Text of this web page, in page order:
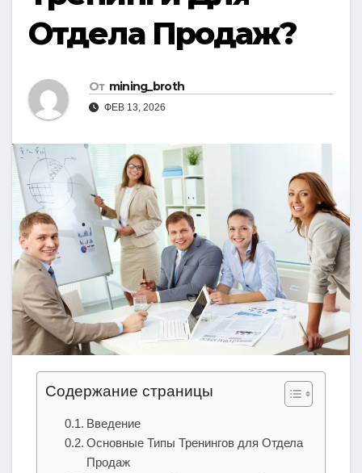
Отдела Продаж?
От mining_broth
ФЕВ 13, 2026
Содержание страницы
Введение
Основные Типы Тренингов для Отдела
Продаж